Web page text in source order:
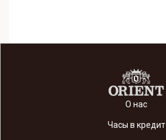
О нас
Часы в кредит